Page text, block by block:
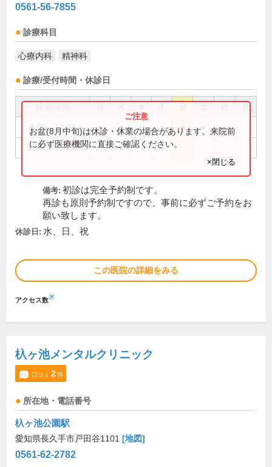
0561-56-7855
診療科目
心療内科 精神科
診療/受付時間・休診日
祝
9:00～12:00 ● ● ● ●
13:00～17:30 ● ●
お盆(8月中旬)は休診・休業の場合があります。来院前
に必ず医療機関に直接ご確認ください。
×閉じる
備考: 初診は完全予約制です。
再診も原則予約制ですので、事前に必ずご予約をお
願い致します。
休診日: 水、日、祝
この医院の詳細をみる
アクセス数※
杁ヶ池メンタルクリニック
口コミ 2件
所在地・電話番号
杁ヶ池公園駅
愛知県長久手市戸田谷1101 [地図]
0561-62-2782